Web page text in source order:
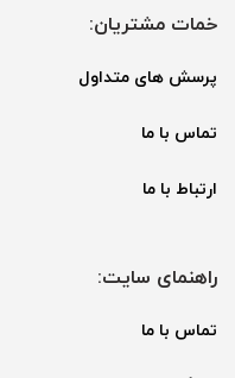
خمات مشتریان:
پرسش های متداول
تماس با ما
ارتباط با ما
راهنمای سایت:
تماس با ما